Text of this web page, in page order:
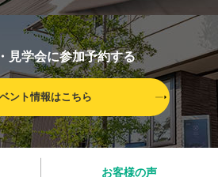
見学会に参加予約する
ント情報はこちら
お客様の声